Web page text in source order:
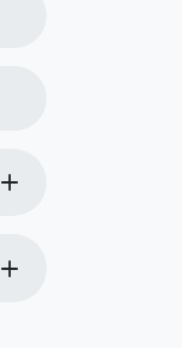
add
add